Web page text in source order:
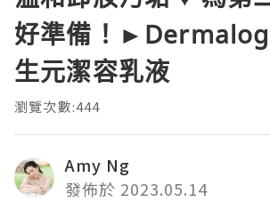
好準備！
生元潔容乳液
瀏覽次數:444
Amy Ng
發佈於 2023.05.14